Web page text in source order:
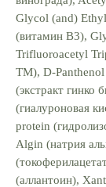
Glycol (and)
(витамин В3),
Trifluoroacetyl
TM), D-
(экстракт гинко
(гиалуроновая
protein
Algin (натрия
(аллантоин),
Каталог